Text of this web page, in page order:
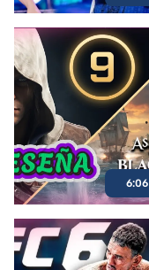
6:06